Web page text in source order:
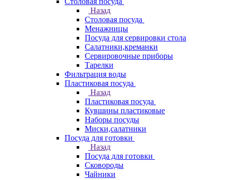
Назад
Столовая посуда
Менажницы
Посуда для сервировки стола
Салатники,креманки
Сервировочные приборы
Тарелки
Фильтрация воды
Пластиковая посуда
Назад
Пластиковая посуда
Кувшины пластиковые
Наборы посуды
Миски,салатники
Посуда для готовки
Назад
Посуда для готовки
Сковороды
Чайники